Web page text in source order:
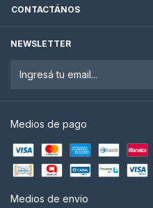
CONTACTÁNOS
NEWSLETTER
Medios de pago
Medios de envío